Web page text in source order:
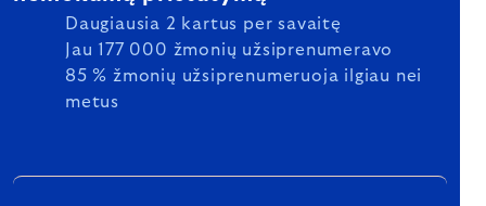
Daugiausia 2 kartus per savaitę
Jau 177 000 žmonių užsiprenumeravo
85 % žmonių užsiprenumeruoja ilgiau nei
metus